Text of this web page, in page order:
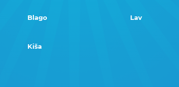
Blago Lav
Kiša